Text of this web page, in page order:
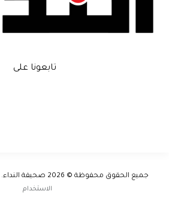
تابعونا على
جميع الحقوق محفوظة © 2026 صحيفة النداء.
الاستخدام